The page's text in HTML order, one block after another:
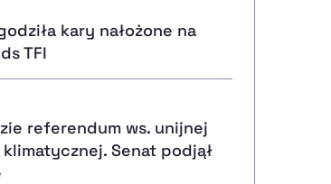
dostępności, otwiera się w nowym oknie
Zgłoś problem
, otwiera się w
kary nałożone na
TFI
referendum ws. unijnej
Senat podjął